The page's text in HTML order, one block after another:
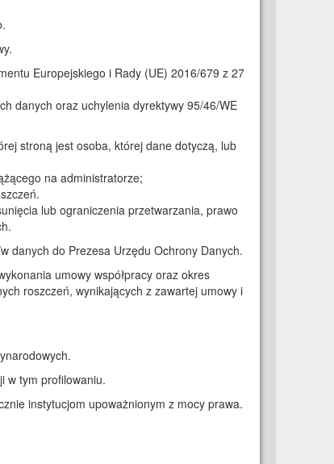
Europejskiego i Rady (UE) 2016/679 z 27
danych oraz uchylenia dyrektywy 95/46/WE
stroną jest osoba, której dane dotyczą, lub
na administratorze;
lub ograniczenia przetwarzania, prawo
danych do Prezesa Urzędu Ochrony Danych.
umowy współpracy oraz okres
roszczeń, wynikających z zawartej umowy i
w tym profilowaniu.
instytucjom upoważnionym z mocy prawa.